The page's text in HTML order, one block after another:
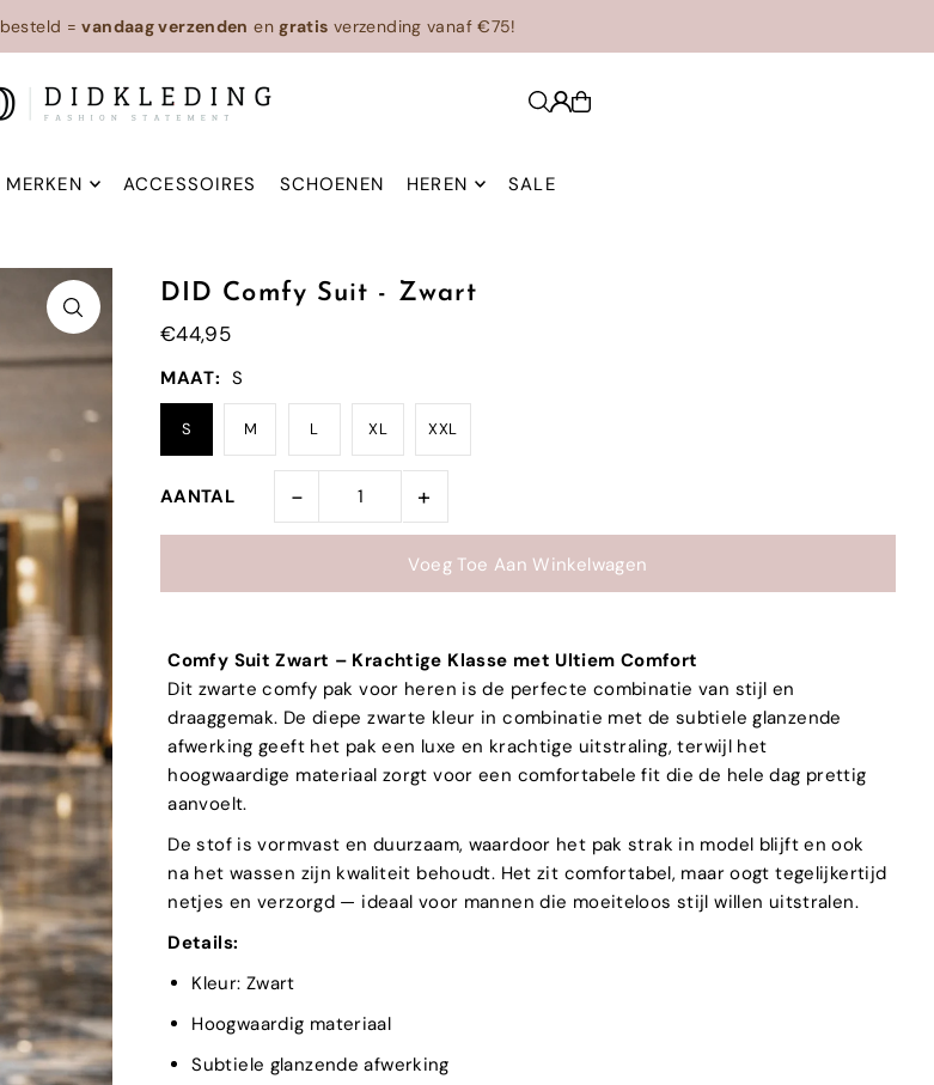
besteld =vandaag verzenden engratis verzending vanaf €75!
MERKEN ACCESSOIRES SCHOENEN HEREN SALE
DID Comfy Suit - Zwart
€44,95
MAAT: S
S M L XL XXL
AANTAL - +
Comfy Suit Zwart – Krachtige Klasse met Ultiem Comfort
Dit zwarte comfy pak voor heren is de perfecte combinatie van stijl en
draaggemak. De diepe zwarte kleur in combinatie met de subtiele glanzende
afwerking geeft het pak een luxe en krachtige uitstraling, terwijl het
hoogwaardige materiaal zorgt voor een comfortabele fit die de hele dag prettig
aanvoelt.
De stof is vormvast en duurzaam, waardoor het pak strak in model blijft en ook
na het wassen zijn kwaliteit behoudt. Het zit comfortabel, maar oogt tegelijkertijd
netjes en verzorgd — ideaal voor mannen die moeiteloos stijl willen uitstralen.
Details:
Kleur: Zwart
Hoogwaardig materiaal
Subtiele glanzende afwerking